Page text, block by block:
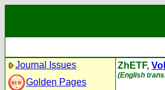
Journal Issues
Golden Pages
ZhETF,
(English